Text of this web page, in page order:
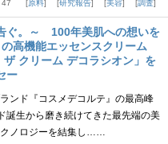
原料 研究報告 美容 調査
ぐ。～ 100年美肌への想いを
高機能エッセンスクリーム
クリーム デコラシオン」を
ー
ンド『コスメデコルテ』の最高峰
誕生から磨き続けてきた最先端の美
クノロジーを結集し……